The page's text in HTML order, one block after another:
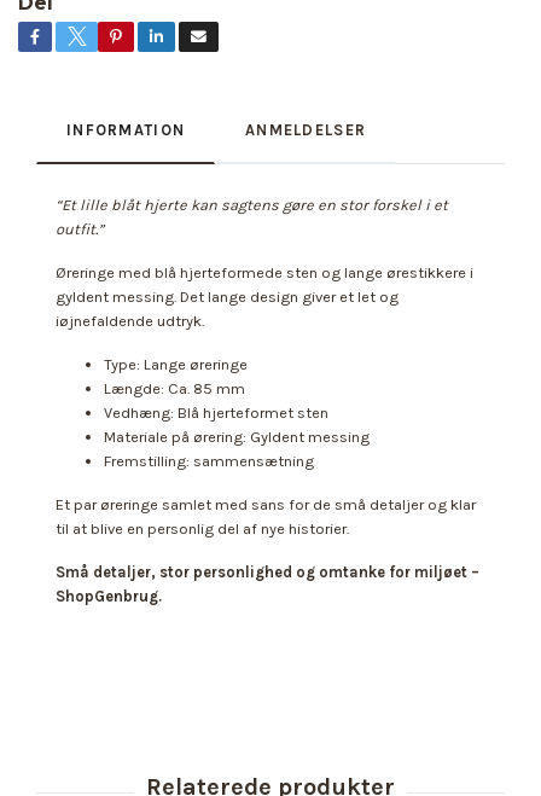
INFORMATION ANMELDELSER
“Et lille blåt hjerte kan sagtens gøre en stor forskel i et
outfit.”
Øreringe med blå hjerteformede sten og lange ørestikkere i
gyldent messing. Det lange design giver et let og
iøjnefaldende udtryk.
Type: Lange øreringe
Længde: Ca. 85 mm
Vedhæng: Blå hjerteformet sten
Materiale på ørering: Gyldent messing
Fremstilling: sammensætning
Et par øreringe samlet med sans for de små detaljer og klar
til at blive en personlig del af nye historier.
Små detaljer, stor personlighed og omtanke for miljøet –
ShopGenbrug.